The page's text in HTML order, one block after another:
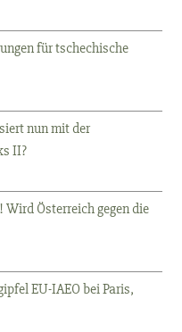
für tschechische
nun mit der
II?
Wird Österreich gegen die
EU-IAEO bei Paris,